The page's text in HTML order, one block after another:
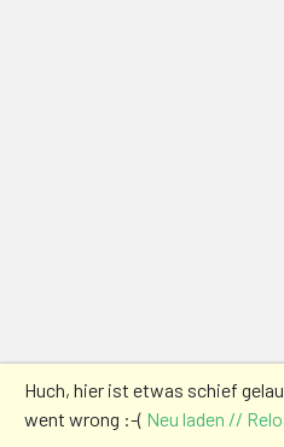
Huch, hier ist etwas schief
went wrong :-( Neu laden //